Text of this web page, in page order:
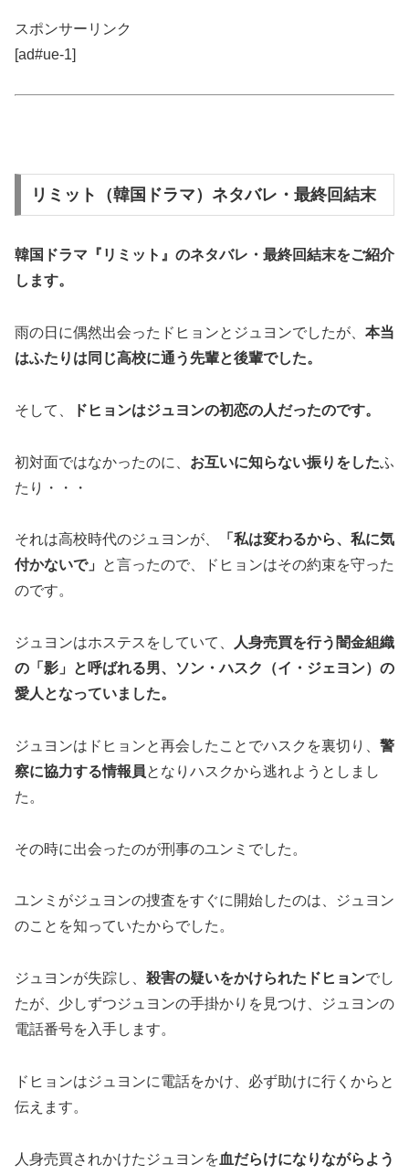
スポンサーリンク
[ad#ue-1]
リミット（韓国ドラマ）ネタバレ・最終回結末
韓国ドラマ『リミット』のネタバレ・最終回結末をご紹介
します。
雨の日に偶然出会ったドヒョンとジュヨンでしたが、 本当
はふたりは同じ高校に通う先輩と後輩でした。
そして、 ドヒョンはジュヨンの初恋の人だったのです。
初対面ではなかったのに、 お互いに知らない振りをしたふ
たり・・・
それは高校時代のジュヨンが、
「私は変わるから、私に気
付かないで」
と言ったので、ドヒョンはその約束を守った
のです。
ジュヨンはホステスをしていて、
人身売買を行う闇金組織
の「影」と呼ばれる男、
ソン・ハスク（イ・ジェヨン） の
愛人となっていました。
ジュヨンはドヒョンと再会したことでハスクを裏切り、 警
察に協力する情報員となりハスクから逃れようとしまし
た。
その時に出会ったのが刑事のユンミでした。
ユンミがジュヨンの捜査をすぐに開始したのは、ジュヨン
のことを知っていたからでした。
ジュヨンが失踪し、 殺害の疑いをかけられたドヒョンでし
たが、少しずつジュヨンの手掛かりを見つけ、ジュヨンの
電話番号を入手します。
ドヒョンはジュヨンに電話をかけ、必ず助けに行くからと
伝えます。
人身売買されかけたジュヨンを血だらけになりながらよう